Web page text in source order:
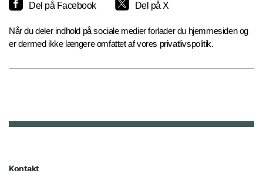
Del på Facebook Del på X
Når du deler indhold på sociale medier forlader du hjemmesiden og
er dermed ikke længere omfattet af vores privatlivspolitik.
Kontakt